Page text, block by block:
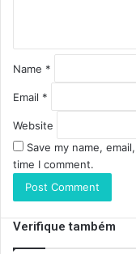
Name *
Email *
Website
Save my name,
time I comment.
Verifique também